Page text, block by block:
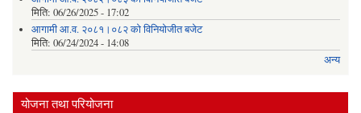
मिति: 06/26/2025 - 17:02
आगामी आ.व. २०८१।०८२ को विनियोजीत बजेट
मिति: 06/24/2024 - 14:08
अन्य
योजना तथा परियोजना